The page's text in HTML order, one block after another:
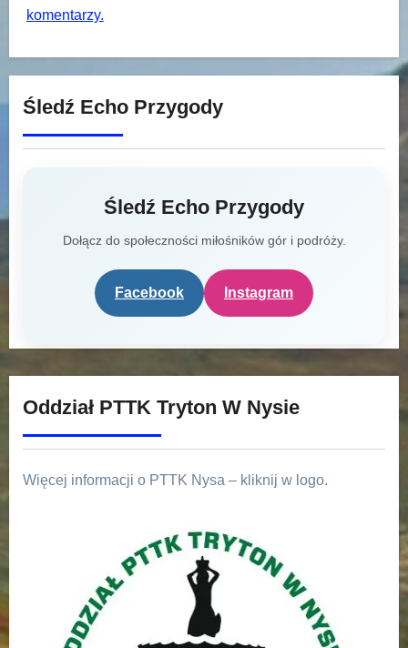
komentarzy.
Śledź Echo Przygody
Śledź Echo Przygody
Dołącz do społeczności miłośników gór i podróży.
Facebook Instagram
Oddział PTTK Tryton W Nysie
Więcej informacji o PTTK Nysa – kliknij w logo.